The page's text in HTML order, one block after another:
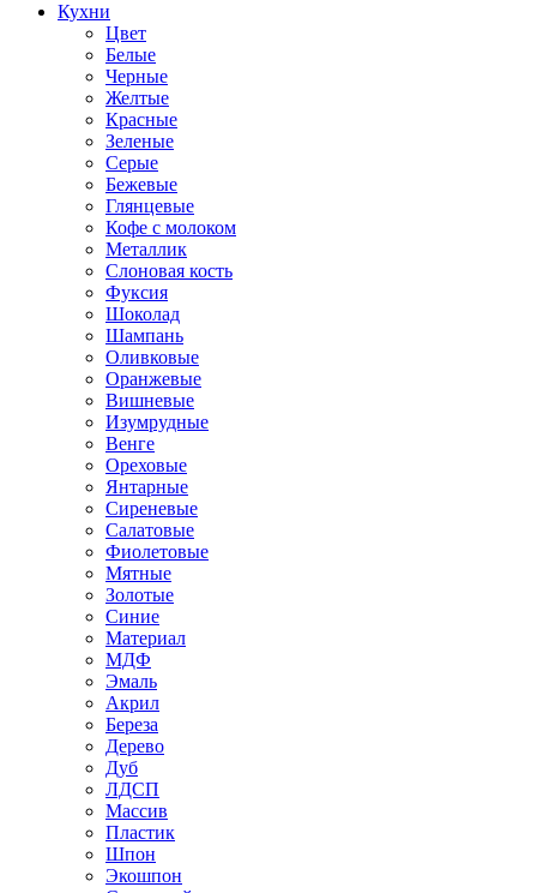
Кухни
Цвет
Белые
Черные
Желтые
Красные
Зеленые
Серые
Бежевые
Глянцевые
Кофе с молоком
Металлик
Слоновая кость
Фуксия
Шоколад
Шампань
Оливковые
Оранжевые
Вишневые
Изумрудные
Венге
Ореховые
Янтарные
Сиреневые
Салатовые
Фиолетовые
Мятные
Золотые
Синие
Материал
МДФ
Эмаль
Акрил
Береза
Дерево
Дуб
ЛДСП
Массив
Пластик
Шпон
Экошпон